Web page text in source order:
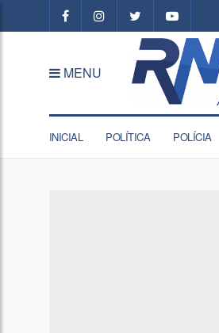
MENU
INICIAL POLÍTICA POLÍCIA